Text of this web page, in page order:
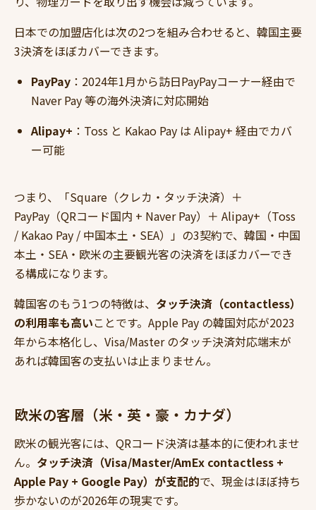
日本での加盟店化は次の2つを組み合わせると、韓国主要
3決済をほぼカバーできます。
PayPay ：2024年1月から訪日PayPayコーナー経由で
Naver Pay 等の海外決済に対応開始
Alipay+ ：Toss と Kakao Pay は Alipay+ 経由でカバ
ー可能
つまり、「Square（クレカ・タッチ決済）＋
PayPay（QRコード国内 + Naver Pay）＋ Alipay+（Toss
/ Kakao Pay / 中国本土・SEA）」の3契約で、韓国・中国
本土・SEA・欧米の主要観光客の決済をほぼカバーでき
る構成になります。
韓国客のもう1つの特徴は、 タッチ決済（contactless）
の利用率も高いことです。Apple Pay の韓国対応が2023
年から本格化し、Visa/Master のタッチ決済対応端末が
あれば韓国客の支払いは止まりません。
欧米の客層（米・英・豪・カナダ）
欧米の観光客には、QRコード決済は基本的に使われませ
ん。 タッチ決済（Visa/Master/AmEx contactless +
Apple Pay + Google Pay）が支配的で、現金はほぼ持ち
歩かないのが2026年の現実です。